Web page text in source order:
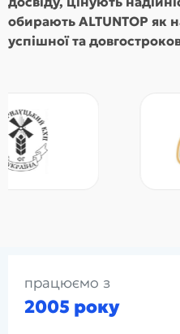
обирають ALTUNTOP як
успішної та
працюємо з
2005 року